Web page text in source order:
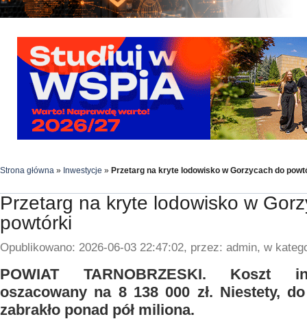
Strona główna » Inwestycje » Przetarg na kryte lodowisko w Gorzycach do
Przetarg na kryte lodowisko w
powtórki
Opublikowano: 2026-06-03 22:47:02, przez: admin, w
POWIAT TARNOBRZESKI. Koszt
oszacowany na 8 138 000 zł. Niestety,
zabrakło ponad pół miliona.